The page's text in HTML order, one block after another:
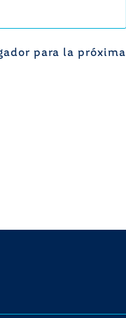
para la próxima